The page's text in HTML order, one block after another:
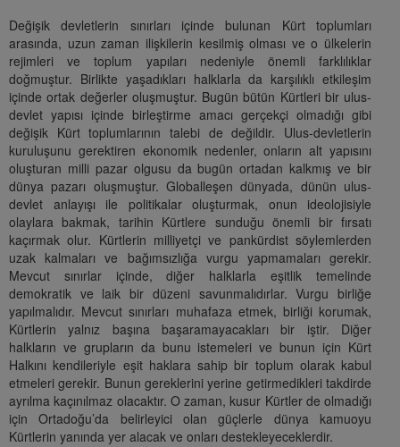
Değişik devletlerin sınırları içinde bulunan Kürt toplumları
arasında, uzun zaman ilişkilerin kesilmiş olması ve o ülkelerin
rejimleri ve toplum yapıları nedeniyle önemli farklılıklar
doğmuştur. Birlikte yaşadıkları halklarla da karşılıklı etkileşim
içinde ortak değerler oluşmuştur. Bugün bütün Kürtleri bir ulus-
devlet yapısı içinde birleştirme amacı gerçekçi olmadığı gibi
değişik Kürt toplumlarının talebi de değildir. Ulus-devletlerin
kuruluşunu gerektiren ekonomik nedenler, onların alt yapısını
oluşturan milli pazar olgusu da bugün ortadan kalkmış ve bir
dünya pazarı oluşmuştur. Globalleşen dünyada, dünün ulus-
devlet anlayışı ile politikalar oluşturmak, onun ideolojisiyle
olaylara bakmak, tarihin Kürtlere sunduğu önemli bir fırsatı
kaçırmak olur. Kürtlerin milliyetçi ve pankürdist söylemlerden
uzak kalmaları ve bağımsızlığa vurgu yapmamaları gerekir.
Mevcut sınırlar içinde, diğer halklarla eşitlik temelinde
demokratik ve laik bir düzeni savunmalıdırlar. Vurgu birliğe
yapılmalıdır. Mevcut sınırları muhafaza etmek, birliği korumak,
Kürtlerin yalnız başına başaramayacakları bir iştir. Diğer
halkların ve grupların da bunu istemeleri ve bunun için Kürt
Halkını kendileriyle eşit haklara sahip bir toplum olarak kabul
etmeleri gerekir. Bunun gereklerini yerine getirmedikleri takdirde
ayrılma kaçınılmaz olacaktır. O zaman, kusur Kürtler de olmadığı
için Ortadoğu’da belirleyici olan güçlerle dünya kamuoyu
Kürtlerin yanında yer alacak ve onları destekleyeceklerdir.